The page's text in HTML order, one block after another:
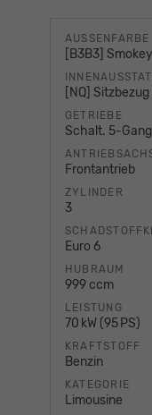
AUSSENFARBE
[B3B3]
[NQ]
GETRIEBE
Schalt. 5-Gang
Frontantrieb
ZYLINDER
3
Euro 6
HUBRAUM
999 ccm
LEISTUNG
70 kW (95 PS)
KRAFTSTOFF
Benzin
KATEGORIE
Limousine